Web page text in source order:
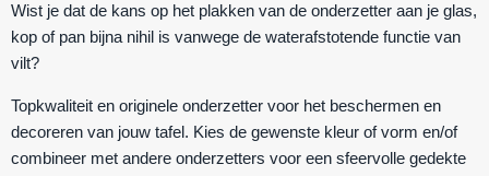
Wist je dat de kans op het plakken van de onderzetter aan je glas,
kop of pan bijna nihil is vanwege de waterafstotende functie van
vilt?
Topkwaliteit en originele onderzetter voor het beschermen en
decoreren van jouw tafel. Kies de gewenste kleur of vorm en/of
combineer met andere onderzetters voor een sfeervolle gedekte